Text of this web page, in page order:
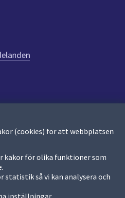
(cookies) för att webbplatsen
kakor för olika funktioner som
statistik så vi kan analysera och
inställningar.
diarium